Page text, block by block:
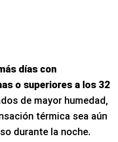
días con
o superiores a los 32
de mayor humedad,
térmica sea aún
durante la noche.